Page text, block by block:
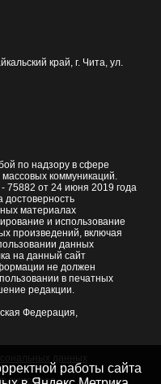
край, г. Чита, ул.
по надзору в сфере
коммуникаций.
от 24 июня 2019 года
достоверность
материалах
и использование
произведений, включая
данных
на данный сайт
не должен
в печатных
редакции.
Федерация,
края
работы сайта